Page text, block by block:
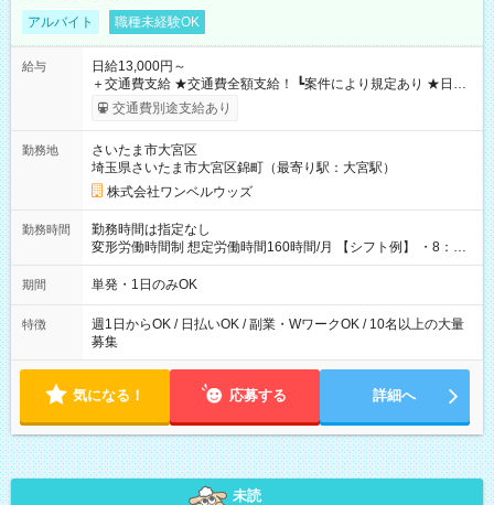
アルバイト 職種未経験OK
給与
日給13,000円～
＋交通費支給 ★交通費全額支給！ ┗案件により規定あり ★日払
いOK！（規定あり） ┗働いたその日に現金GET♪ お仕事後はコ
ンビニATMから 日払い分を引き落とせます！ 【試用期間】試
交通費別途支給あり
勤務地
さいたま市大宮区
埼玉県さいたま市大宮区錦町（最寄り駅：大宮駅）
株式会社ワンベルウッズ
勤務時間
勤務時間は指定なし
変形労働時間制 想定労働時間160時間/月 【シフト例】 ・8：00
～21：00
期間 単発・1日のみOK
特徴
週1日からOK / 日払いOK / 副業・WワークOK / 10名以上の大量
募集
気になる！ 応募する 詳細へ
未読